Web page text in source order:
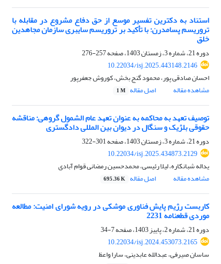
استناد به دکترین تفسیر موسع از حق دفاع مشروع در مقابله با
تروریسم پسامدرن: با تأکید بر تروریسم سایبری سازمان مجاهدین
خلق
دوره 21، شماره 3، زمستان 1403، صفحه
257-276
10.22034/isj.2025.443148.2146
احسان صادقی پور، محمود گنج بخش، کوروش جعفرپور
مشاهده مقاله
اصل مقاله 1 M
توصیف تعهد به محاکمه به عنوان تعهد عام الشمول گروهی: مناقشه
حقوقی بلژیک و سنگال در دیوان بین المللی دادگستری
دوره 21، شماره 3، زمستان 1403، صفحه
301-322
10.22034/isj.2025.434873.2129
یداله شبانکاره، لیلا رئیسی، محمدحسین رمضانی قوام آبادی
مشاهده مقاله
اصل مقاله 695.36 K
کاربست رژیم پایش فناوری موشکی در رویه شورای امنیت: مطالعه
موردی قطعنامه 2231
دوره 21، شماره 2، پاییز 1403، صفحه
7-34
10.22034/isj.2024.453073.2165
ساسان صیرفی، عبدالله عابدینی، سارا واعظ